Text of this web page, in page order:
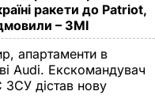
ракети до Patriot,
– ЗМІ
апартаменти в
Audi. Екскомандувач
ЗСУ дістав нову